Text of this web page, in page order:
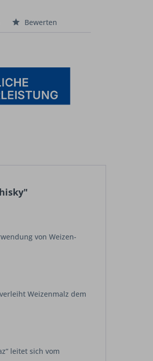
Bewerten
von Weizen-
Weizenmalz dem
leitet sich vom